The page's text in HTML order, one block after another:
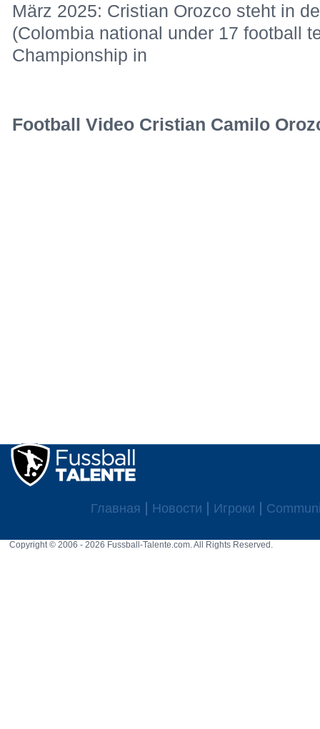
März 2025: Cristian Orozco steht in
(Colombia national under 17 football
Championship in
Football Video Cristian Camilo
Главная Новости Игроки
Copyright © 2006 - 2026 Fussball-Talente.com. All Rights Reserved.